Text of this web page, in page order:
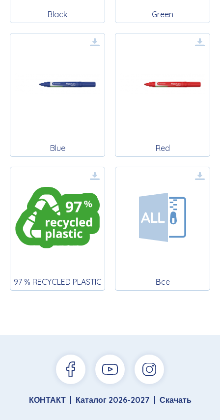
Black Green
Blue Red
97 % RECYCLED PLASTIC Вce
КОНТАКТ Каталог 2026-2027 Скачать